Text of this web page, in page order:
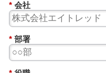
* 会社
* 部署